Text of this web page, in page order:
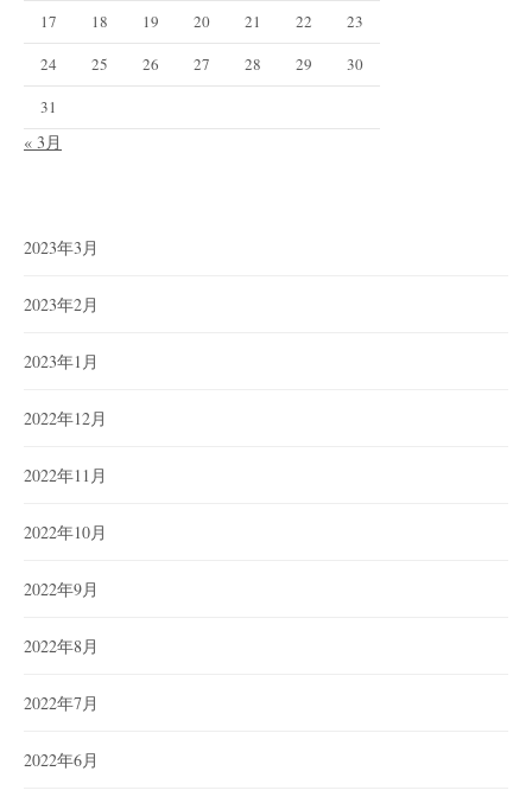
17 18 19 20 21 22
23
24
25 26 27 28 29
30
31
« 3月
2023年3月
2023年2月
2023年1月
2022年12月
2022年11月
2022年10月
2022年9月
2022年8月
2022年7月
2022年6月